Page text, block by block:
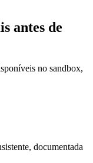
antes de
no sandbox,
documentada